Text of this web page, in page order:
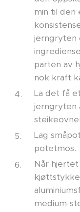
min til den
jerngryten
parten av
nok kraft
La det få
jerngryten
Lag
potetmos.
Når
medium-